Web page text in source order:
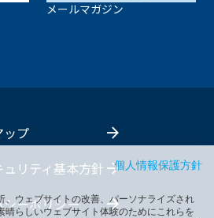
メールマガジン
ップ
リティ基本方針
ーポリシー
個人情報保護方針
、ウェブサイトの改善、パーソナライズされ
晴らしいウェブサイト体験のためにこれらを